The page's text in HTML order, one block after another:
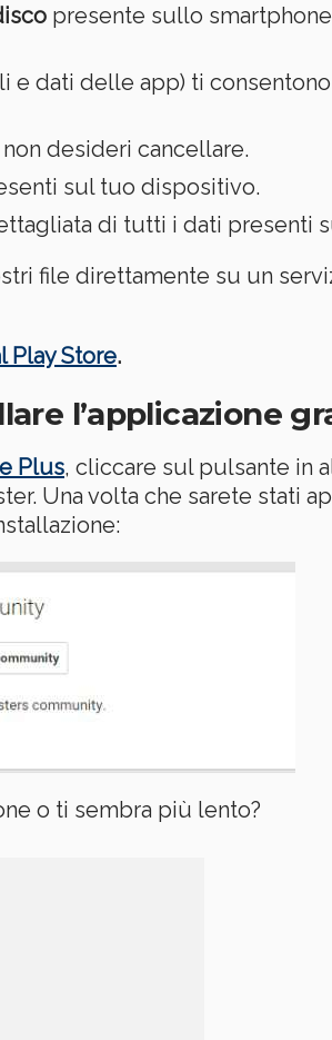
presente sullo
e dati delle app) ti
desideri cancellare.
sul tuo dispositivo.
di tutti i dati presenti
file direttamente su un
Play Store.
l’applicazione
Plus, cliccare sul pulsante in
Una volta che sarete stati
o ti sembra più lento?